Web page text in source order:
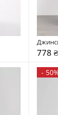
778 ₴
-